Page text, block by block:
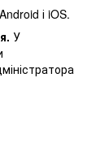
і iOS.
У